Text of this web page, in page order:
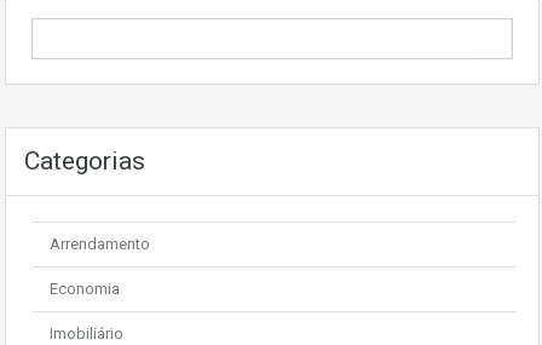
Categorias
Arrendamento
Economia
Imobiliário